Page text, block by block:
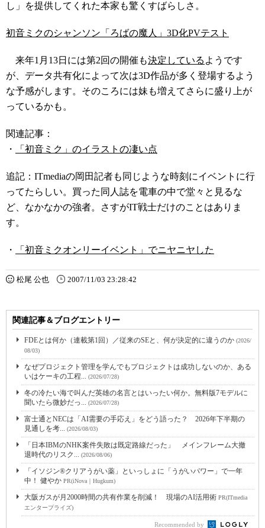
し」を提供してくれた本家も驚くすばらしさ。
初音ミクのシャンソン「ろばの魔人」3D化PVテスト
来年1月13日には第2回の開催も決定している ようです
が、データ共有化によって次は3D作品が多く登場するよう
な予感がします。そのころには妹も増えてさらに盛り上が
っているかも。
関連記事：
・
「初音ミク」のイラストの凄い点
追記：ITmediaの岡田記者も同じような時刻にイベントに行
ってたらしい。買った同人誌を電車の中で堂々と見るな
ど、なかなかの強者。さすがIT戦士だけのことはありま
す。
・ 「初音ミクオンリーイベント」でニヤニヤした
松尾 公也 2007/11/03 23:28:42
関連記事＆ブログエントリー
FDEとは何か（連載第1回）／従来のSEと、何が決定的に違うのか (2026/
08/03)
なぜプロジェクト管理を学んでもプロジェクトは成功しないのか、ある
いはケーキの工程... (2026/07/28)
冬の冷たい海で叫んだ英雄の名言とはいったい何か。無料版7モデルに
聞いたら微妙だっ... (2026/07/28)
富士通とNECは「AI需要の手応え」をどう語った？ 2026年下半期の
見通しを考... (2026/08/03)
「日本IBMのNHK案件失敗は既定路線だった」 メインフレーム大撤
退時代のリスク... (2026/08/06)
「イソジン®クリアうがい薬」といっしょに「うがいパワー」で一年
中！ 健やか PR(iNova｜Hugkum)
大阪ガスが月2000時間の共有作業を削減！ 現場のAI活用術 PR(ITmedia
エンタープライズ)
Recommended by